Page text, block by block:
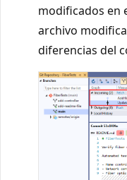
modificados en
archivo
diferencias del